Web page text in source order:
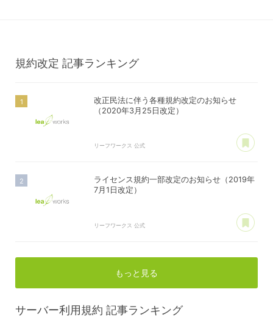
規約改定 記事ランキング
改正民法に伴う各種規約改定のお知らせ
（2020年3月25日改定）
リーフワークス 公式
ライセンス規約一部改定のお知らせ（2019年
7月1日改定）
リーフワークス 公式
もっと見る
サーバー利用規約 記事ランキング